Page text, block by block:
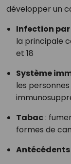
développer un
Infection
la principale
et 18
Système
les
Tabac:
formes de